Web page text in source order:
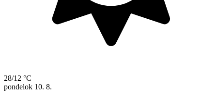
28/12 °C
pondelok 10. 8.